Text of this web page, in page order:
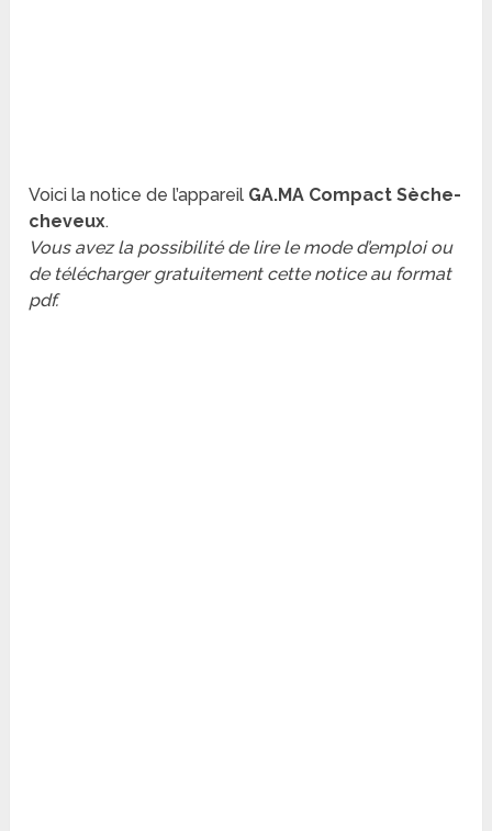
Voici la notice de l’appareil GA.MA Compact Sèche-
cheveux.
Vous avez la possibilité de lire le mode d’emploi ou
de télécharger gratuitement cette notice au format
pdf.